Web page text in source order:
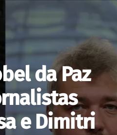
da Paz
e Dimitri